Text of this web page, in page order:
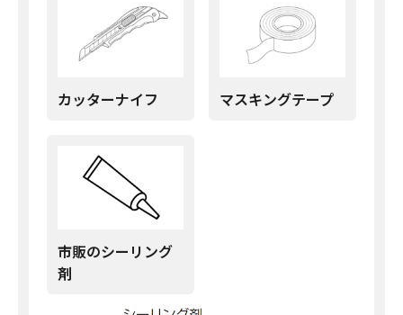
カッターナイフ マスキングテープ
市販のシーリング
剤